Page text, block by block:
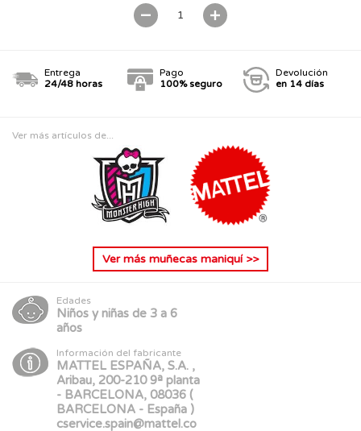
Entrega
24/48 horas
Pago
100% seguro
Devolución
en 14 días
Ver más artículos de...
Ver más muñecas maniquí>>
Edades
Niños y niñas de 3 a 6
años
Información del fabricante
MATTEL ESPAÑA, S.A. ,
Aribau, 200-210 9ª planta
- BARCELONA, 08036 (
BARCELONA - España )
cservice.spain@mattel.co